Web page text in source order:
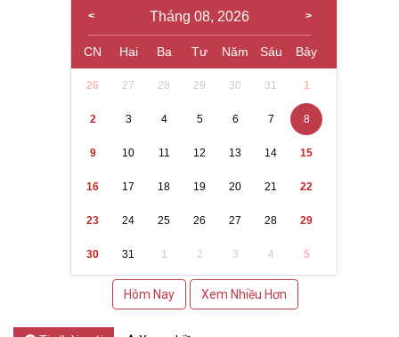
Tháng 08, 2026
CN Hai Ba Tư Năm Sáu Bảy
26 27 28 29 30 31 1
2 3 4 5 6 7 8
9 10 11 12 13 14 15
16 17 18 19 20 21 22
23 24 25 26 27 28 29
30 31 1 2 3 4 5
Hôm Nay Xem Nhiều Hơn